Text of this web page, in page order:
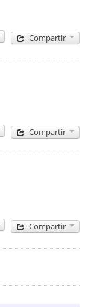
Compartir
Compartir
Compartir